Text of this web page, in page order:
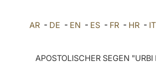
AR- DE - EN - ES- FR- HR- IT
APOSTOLISCHER SEGEN "URBI